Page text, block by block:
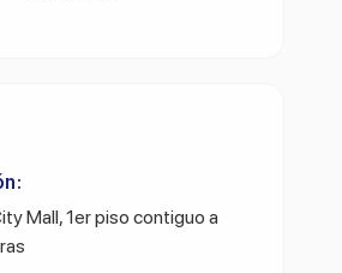
Mall, 1er piso contiguo a